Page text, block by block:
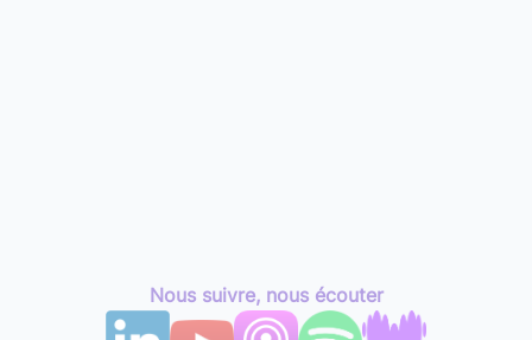
Nous suivre, nous écouter